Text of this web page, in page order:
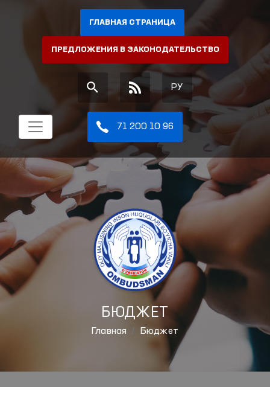
ГЛАВНАЯ СТРАНИЦА
ПРЕДЛОЖЕНИЯ В ЗАКОНОДАТЕЛЬСТВО
РУ
71 200 10 96
БЮДЖЕТ
Главная Бюджет